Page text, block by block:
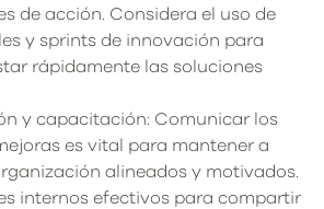
de acción. Considera el uso de
y sprints de innovación para
rápidamente las soluciones
y capacitación: Comunicar los
es vital para mantener a
alineados y motivados.
internos efectivos para compartir